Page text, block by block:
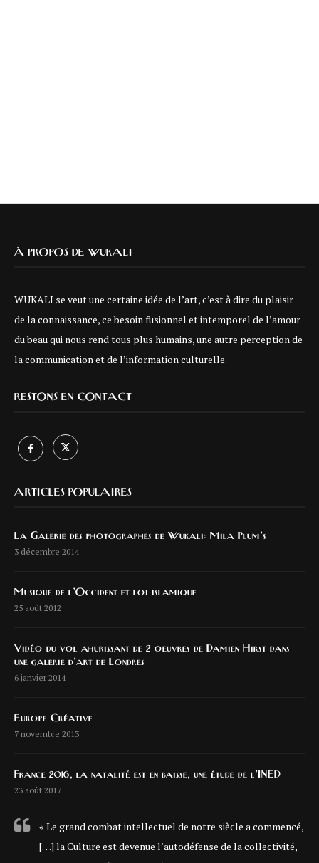
À PROPOS DE WUKALI
WUKALI se veut une certaine idée de l’art, c’est à dire du plaisir
de la connaissance, ce besoin fusionnel et intemporel de l’amour
du beau qui nous rend tous plus humains, une autre perception de
la communication et de l’information culturelle.
RESTONS EN CONTACT
ARTICLES POPULAIRES
La Galerie des photographes de Wukali: Mila Plum’s
3 décembre 2014
Musique de l’Occident et loi islamique
25 août 2012
Vidéo du vol ahurissant de 2 oeuvres de Damien Hirst dans
une galerie d’art de Londres
6 janvier 2014
Europe Créative
7 novembre 2013
France 2016, la natalité est en baisse, une étude de l’INED
23 août 2017
« Le grand combat intellectuel de notre siècle a commencé,
[…] la Culture est devenue l’autodéfense de la collectivité,